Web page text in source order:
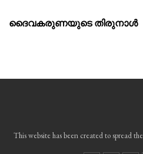
ദൈവകരുണയുടെ തിരുനാൾ
This website has been created to spread